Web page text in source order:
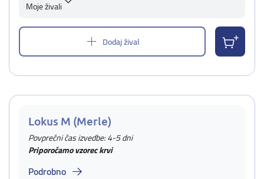
Moje živali
Dodaj žival
Lokus M (Merle)
Povprečni čas izvedbe: 4-5 dni
Priporočamo vzorec krvi
Podrobno